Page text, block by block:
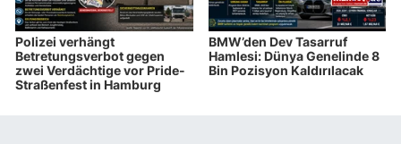
Polizei verhängt
Betretungsverbot gegen
zwei Verdächtige vor Pride-
Straßenfest in Hamburg
BMW’den Dev Tasarruf
Hamlesi: Dünya Genelinde 8
Bin Pozisyon Kaldırılacak